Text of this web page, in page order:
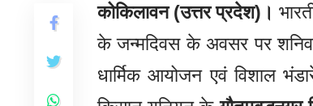
कोकिलावन (उत्तर प्रदेश)।
के जन्मदिवस के अवसर पर
धार्मिक आयोजन एवं विशाल